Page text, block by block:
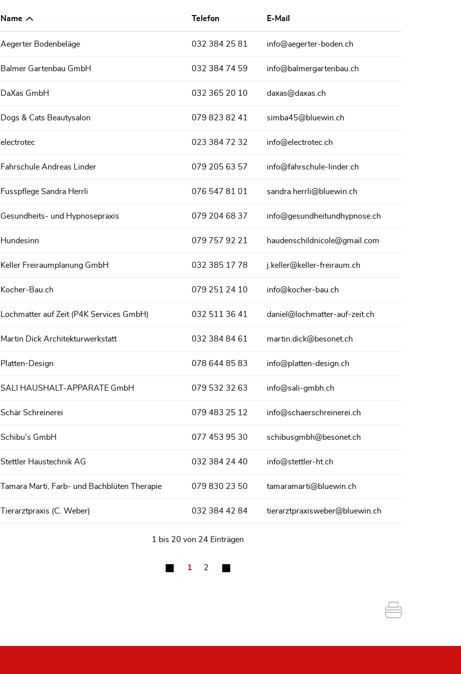
Name Telefon E-Mail
Aegerter Bodenbeläge 032 384 25 81 info@aegerter-boden.ch
Balmer Gartenbau GmbH 032 384 74 59 info@balmergartenbau.ch
DaXas GmbH 032 365 20 10 daxas@daxas.ch
Dogs & Cats Beautysalon 079 823 82 41 simba45@bluewin.ch
electrotec 023 384 72 32 info@electrotec.ch
Fahrschule Andreas Linder 079 205 63 57 info@fahrschule-linder.ch
Fusspflege Sandra Herrli 076 547 81 01 sandra.herrli@bluewin.ch
Gesundheits- und Hypnosepraxis 079 204 68 37 info@gesundheitundhypnose.ch
Hundesinn 079 757 92 21 haudenschildnicole@gmail.com
Keller Freiraumplanung GmbH 032 385 17 78 j.keller@keller-freiraum.ch
Kocher-Bau.ch 079 251 24 10 info@kocher-bau.ch
Lochmatter auf Zeit (P4K Services GmbH) 032 511 36 41 daniel@lochmatter-auf-zeit.ch
Martin Dick Architekturwerkstatt 032 384 84 61 martin.dick@besonet.ch
Platten-Design 078 644 85 83 info@platten-design.ch
SALI HAUSHALT-APPARATE GmbH 079 532 32 63 info@sali-gmbh.ch
Schär Schreinerei 079 483 25 12 info@schaerschreinerei.ch
Schibu's GmbH 077 453 95 30 schibusgmbh@besonet.ch
Stettler Haustechnik AG 032 384 24 40 info@stettler-ht.ch
Tamara Marti, Farb- und Bachblüten Therapie 079 830 23 50 tamaramarti@bluewin.ch
Tierarztpraxis (C. Weber) 032 384 42 84 tierarztpraxisweber@bluewin.ch
1 bis 20 von 24 Einträgen
1 2